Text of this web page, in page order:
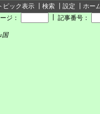
ピック表示 検索 設定
ホー
ジ：
記事番号：
国